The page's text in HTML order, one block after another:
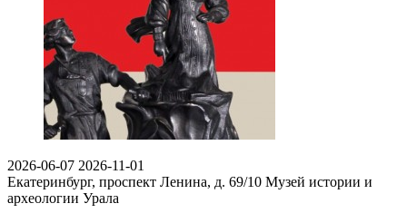
2026-06-07 2026-11-01
Екатеринбург, проспект Ленина, д. 69/10 Музей истории и
археологии Урала